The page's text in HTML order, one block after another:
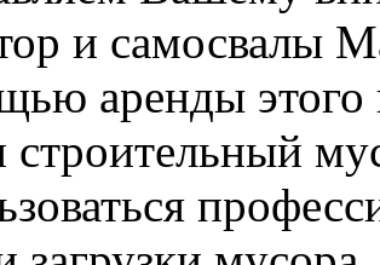
и самосвалы
аренды этого
строительный